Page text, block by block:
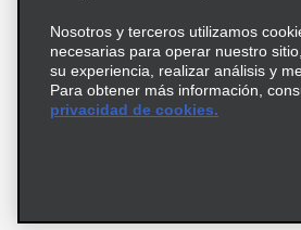
Términos de uso
Política de
Política de cookies
Información de Salud del
© 2026 Enterprise Holdings, Inc. Todos
Nosotros y terceros utilizamos
necesarias para operar nuestro
su experiencia, realizar análisis y
Para obtener más información,
privacidad de cookies.